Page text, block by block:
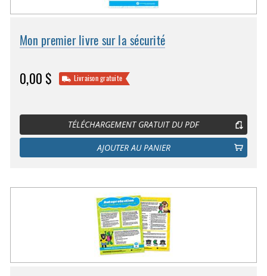
Mon premier livre sur la sécurité
0,00 $ Livraison gratuite
TÉLÉCHARGEMENT GRATUIT DU PDF
AJOUTER AU PANIER